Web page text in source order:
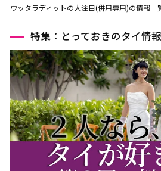
ウッタラディットの大注目(併用専用)の情報一
特集：とっておきのタイ情報